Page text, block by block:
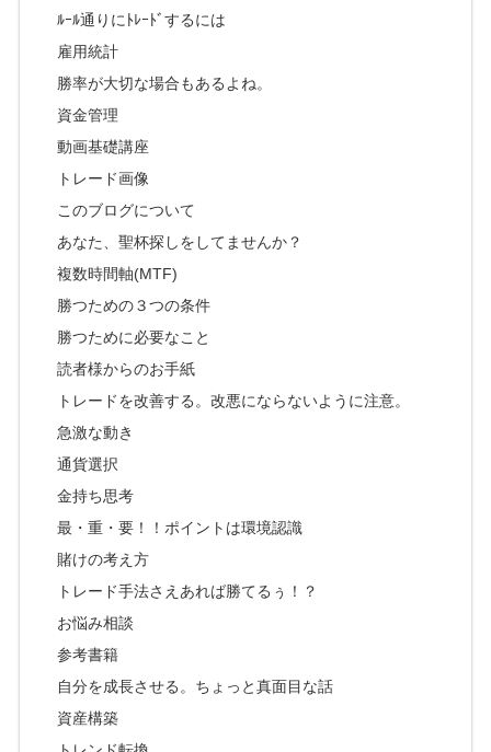
ﾙｰﾙ通りにﾄﾚｰﾄﾞするには
雇用統計
勝率が大切な場合もあるよね。
資金管理
動画基礎講座
トレード画像
このブログについて
あなた、聖杯探しをしてませんか？
複数時間軸(MTF)
勝つための３つの条件
勝つために必要なこと
読者様からのお手紙
トレードを改善する。改悪にならないように注意。
急激な動き
通貨選択
金持ち思考
最・重・要！！ポイントは環境認識
賭けの考え方
トレード手法さえあれば勝てるぅ！？
お悩み相談
参考書籍
自分を成長させる。ちょっと真面目な話
資産構築